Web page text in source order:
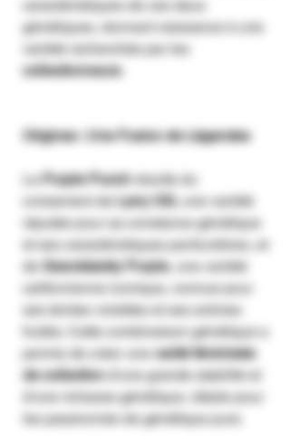
caractéristiques de ces deux
génétiques, donnant naissance à une
variété recherchée par les
collectionneurs.
Origines : Une Fusion de Légendes
La Purple Punchrésulte du
croisement de Larry OG, une variété
réputée pour sa constance génétique
et ses caractéristiques particulières, et
de Granddaddy Purple, une variété
californienne iconique, connue pour
ses teintes violettes et ses arômes
fruités. Cette combinaison génétique a
permis de créer une varité féminisée
de collectiond'une grande stabilité et
d'une richesse génétique, idéale pour
les passionnés de génétique pure.